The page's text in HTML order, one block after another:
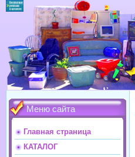
Меню сайта
Главная страница
КАТАЛОГ